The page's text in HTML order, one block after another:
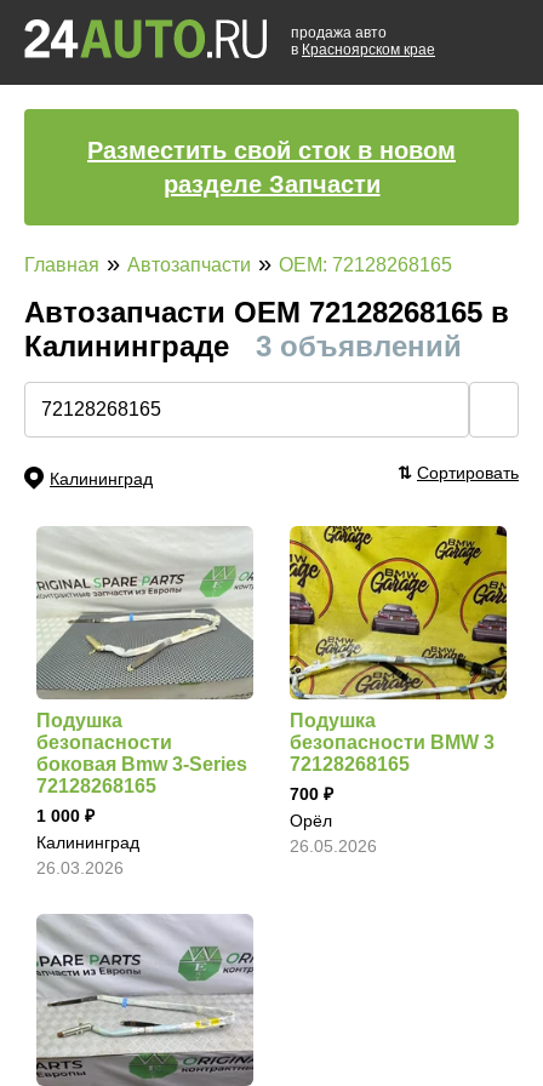
продажа авто
в Красноярском крае
Разместить свой сток в новом
разделе Запчасти
Главная » Автозапчасти » OEM: 72128268165
Автозапчасти ОЕМ 72128268165 в
Калининграде
3 объявлений
Калининград ⇅ Сортировать
Подушка
безопасности
боковая Bmw 3-Series
72128268165
1 000
Калининград
26.03.2026
Подушка
безопасности BMW 3
72128268165
700
Орёл
26.05.2026